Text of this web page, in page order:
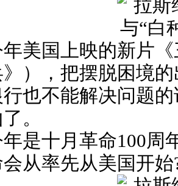
美国上映的新片
）
，把摆脱困境
也不能解决问题
。
是十月革命100周
从率先从美国开始